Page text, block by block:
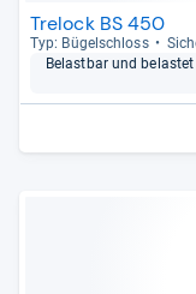
Trelock BS 450
Typ: Bügel­schloss
Belast­bar und belas­tet